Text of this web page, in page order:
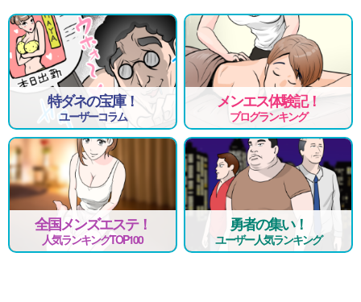
特ダネの宝庫！
ユーザーコラム
メンエス体験記！
ブログランキング
全国メンズエステ！
人気ランキングTOP100
勇者の集い！
ユーザー人気ランキング